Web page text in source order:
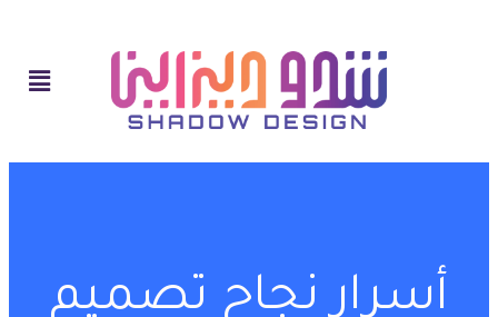
أسرار نجاح تصميم